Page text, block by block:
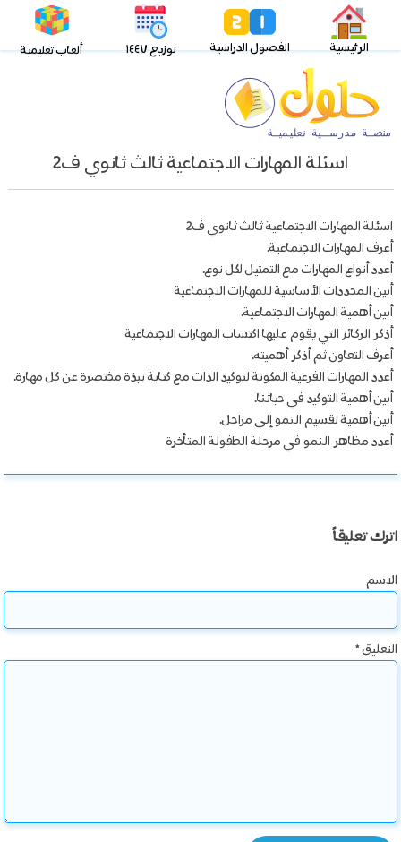
الرئيسية الفصول الدراسية توزيع ١٤٤٧ ألعاب تعليمية
اسئلة المهارات الاجتماعية ثالث ثانوي ف2
اسئلة المهارات الاجتماعية ثالث ثانوي ف2
أعرف المهارات الاجتماعية.
أعدد أنواع المهارات مع التمثيل لكل نوع.
أبين المحددات الأساسية للمهارات الاجتماعية
أبين أهمية المهارات الاجتماعية.
أذكر الركائز التي يقوم عليها اكتساب المهارات الاجتماعية
أعرف التعاون ثم أذكر أهميته.
أعدد المهارات الفرعية المكونة لتوكيد الذات مع كتابة نبذة مختصرة عن كل مهارة.
أبين أهمية التوكيد في حياتنا.
أبين أهمية تقسيم النمو إلى مراحل.
أعدد مظاهر النمو في مرحلة الطفولة المتأخرة
اترك تعليقاً
الاسم
التعليق*